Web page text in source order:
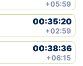
+05:59
00:35:20
+02:59
00:38:36
+06:15